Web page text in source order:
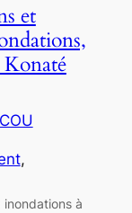
et
inondations à